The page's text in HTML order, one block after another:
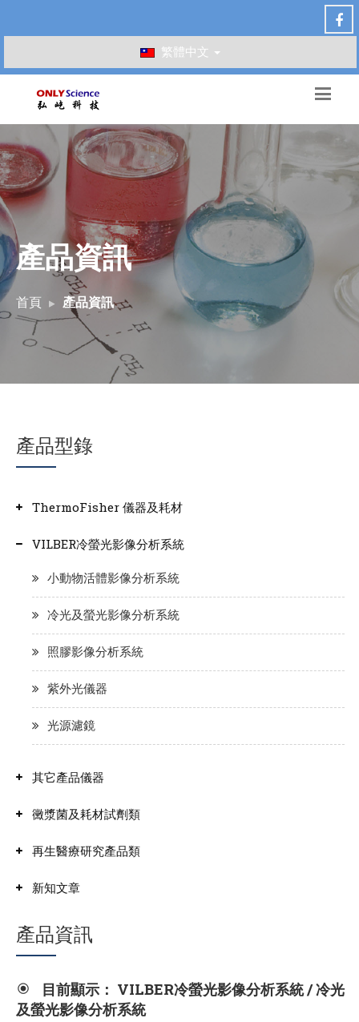
繁體中文
產品資訊
首頁 產品資訊
產品型錄
ThermoFisher 儀器及耗材
VILBER冷螢光影像分析系統
小動物活體影像分析系統
冷光及螢光影像分析系統
照膠影像分析系統
紫外光儀器
光源濾鏡
其它產品儀器
黴漿菌及耗材試劑類
再生醫療研究產品類
新知文章
產品資訊
目前顯示： VILBER冷螢光影像分析系統 / 冷光
及螢光影像分析系統